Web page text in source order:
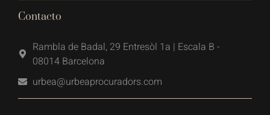
Contacto
Rambla de Badal, 29 Entresòl 1a | Escala B -
08014 Barcelona
urbea@urbeaprocuradors.com